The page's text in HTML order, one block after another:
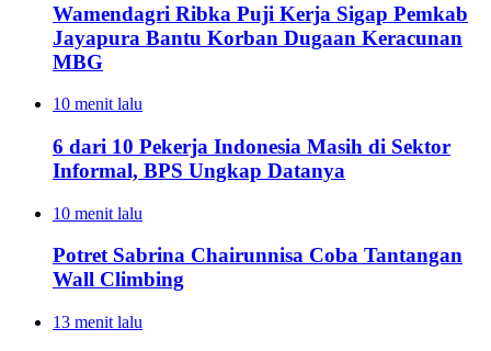
Wamendagri Ribka Puji Kerja Sigap Pemkab
Jayapura Bantu Korban Dugaan Keracunan
MBG
10 menit lalu
6 dari 10 Pekerja Indonesia Masih di Sektor
Informal, BPS Ungkap Datanya
10 menit lalu
Potret Sabrina Chairunnisa Coba Tantangan
Wall Climbing
13 menit lalu